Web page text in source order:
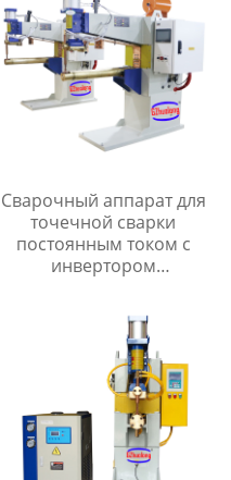
Сварочный аппарат для
точечной сварки
постоянным током с
инвертором
частоты серии MF